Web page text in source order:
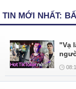
TIN MỚI NHẤT:
"Vạ